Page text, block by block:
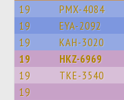
19 PMX-4084
19 EYA-2092
19 KAH-3020
19 HKZ-6969
19 TKE-3540
19